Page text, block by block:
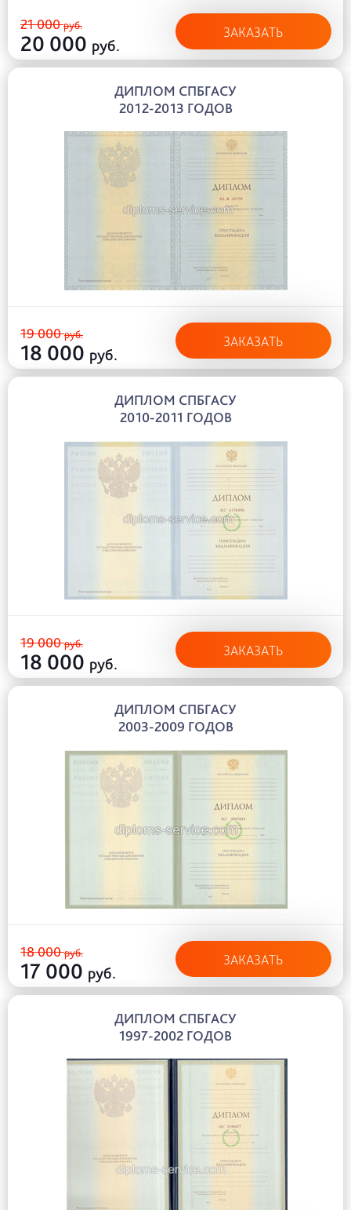
21 000руб.
20 000 руб.
ЗАКАЗАТЬ
ДИПЛОМ СПБГАСУ
2012-2013 ГОДОВ
19 000руб.
18 000 руб.
ЗАКАЗАТЬ
ДИПЛОМ СПБГАСУ
2010-2011 ГОДОВ
19 000руб.
18 000 руб.
ЗАКАЗАТЬ
ДИПЛОМ СПБГАСУ
2003-2009 ГОДОВ
18 000руб.
17 000 руб.
ЗАКАЗАТЬ
ДИПЛОМ СПБГАСУ
1997-2002 ГОДОВ